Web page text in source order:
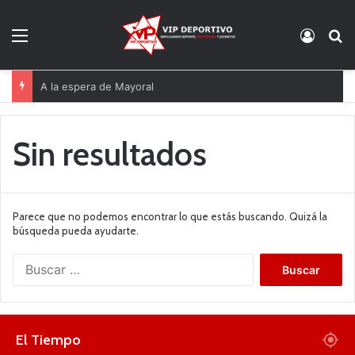
A la espera de Mayoral
Sin resultados
Parece que no podemos encontrar lo que estás buscando. Quizá la
búsqueda pueda ayudarte.
El Tiempo